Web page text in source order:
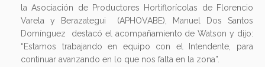
la Asociación de Productores Hortiflorícolas de Florencio
Varela y Berazategui (APHOVABE), Manuel Dos Santos
Domínguez destacó el acompañamiento de Watson y dijo:
“Estamos trabajando en equipo con el Intendente, para
continuar avanzando en lo que nos falta en la zona”.